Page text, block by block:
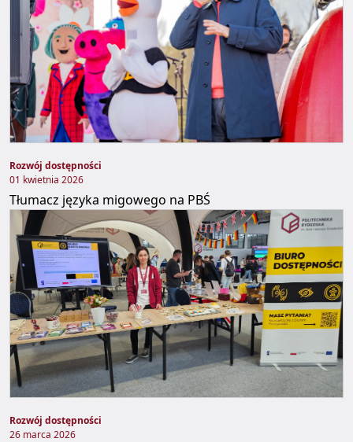
Rozwój dostępności
01 kwietnia 2026
Tłumacz języka migowego na PBŚ
Rozwój dostępności
26 marca 2026